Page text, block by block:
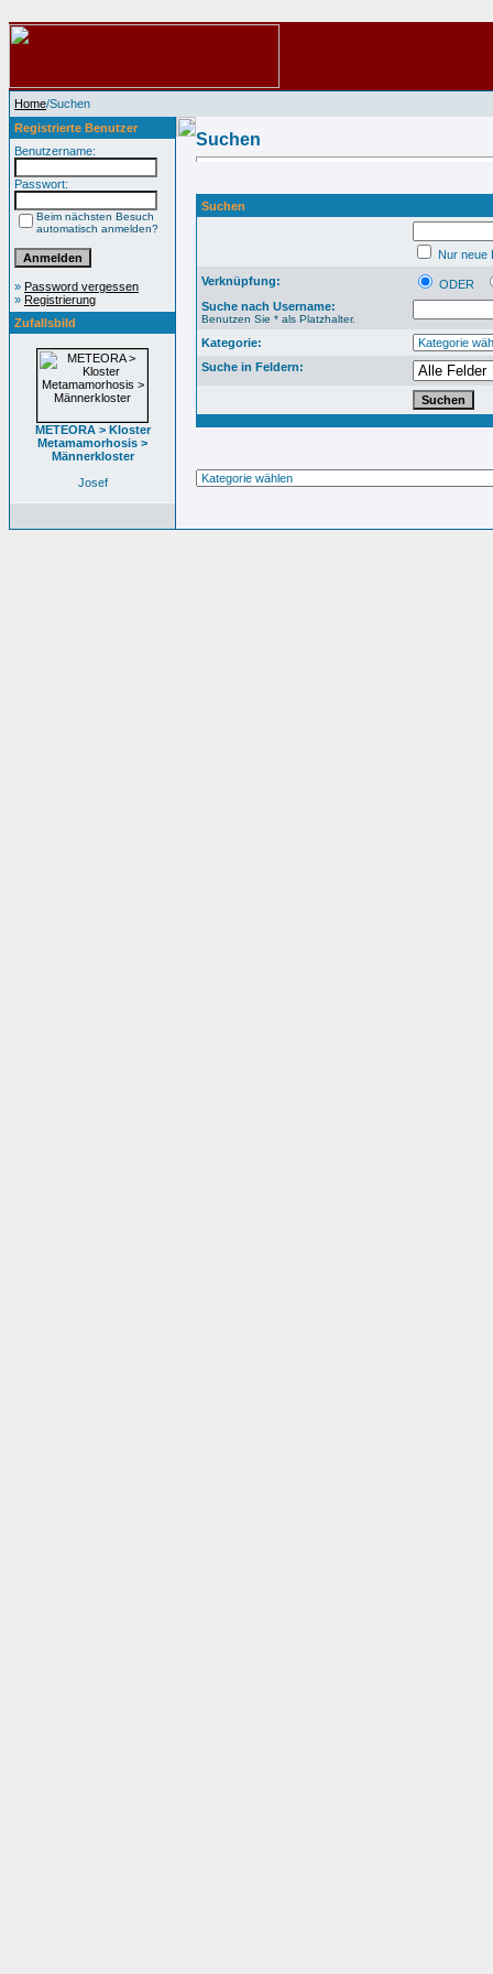
Home/Suchen
Registrierte Benutzer
Benutzername:
Passwort:
Beim nächsten Besuch
automatisch anmelden?
» Password vergessen
» Registrierung
Zufallsbild
METEORA > Kloster
Metamamorhosis >
Männerkloster
Josef
Suchen
Suchen
Nur neue
Verknüpfung:
ODER
Suche nach Username:
Benutzen Sie * als Platzhalter.
Kategorie:
Suche in Feldern: